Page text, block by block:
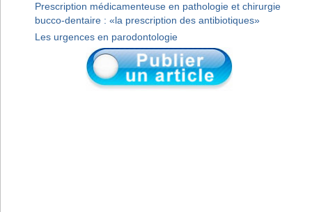
Prescription médicamenteuse en pathologie et chirurgie
bucco-dentaire : «la prescription des antibiotiques»
Les urgences en parodontologie